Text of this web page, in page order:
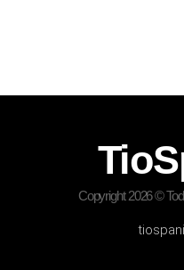
Copyright 2026 ©